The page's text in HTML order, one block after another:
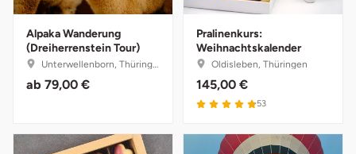
Alpaka Wanderung
(Dreiherrenstein Tour)
Unterwellenborn, Thüringen
ab 79,00 €
Pralinenkurs:
Weihnachtskalender
Oldisleben, Thüringen
145,00 €
53
Kerken
Koblenz